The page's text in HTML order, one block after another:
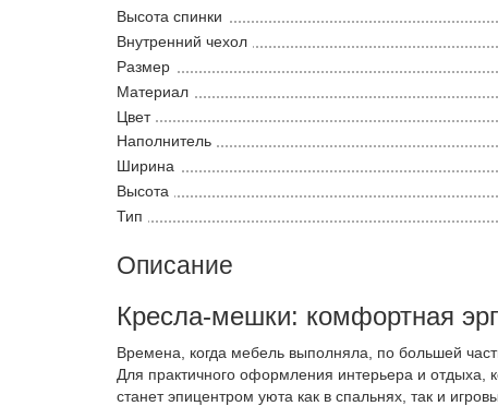
Высота спинки
Внутренний чехол
Размер
Материал
Цвет
Наполнитель
Ширина
Высота
Тип
Описание
Кресла-мешки: комфортная
Времена, когда мебель выполняла, по большей
Для практичного оформления интерьера и отдыха,
станет эпицентром уюта как в спальнях, так и